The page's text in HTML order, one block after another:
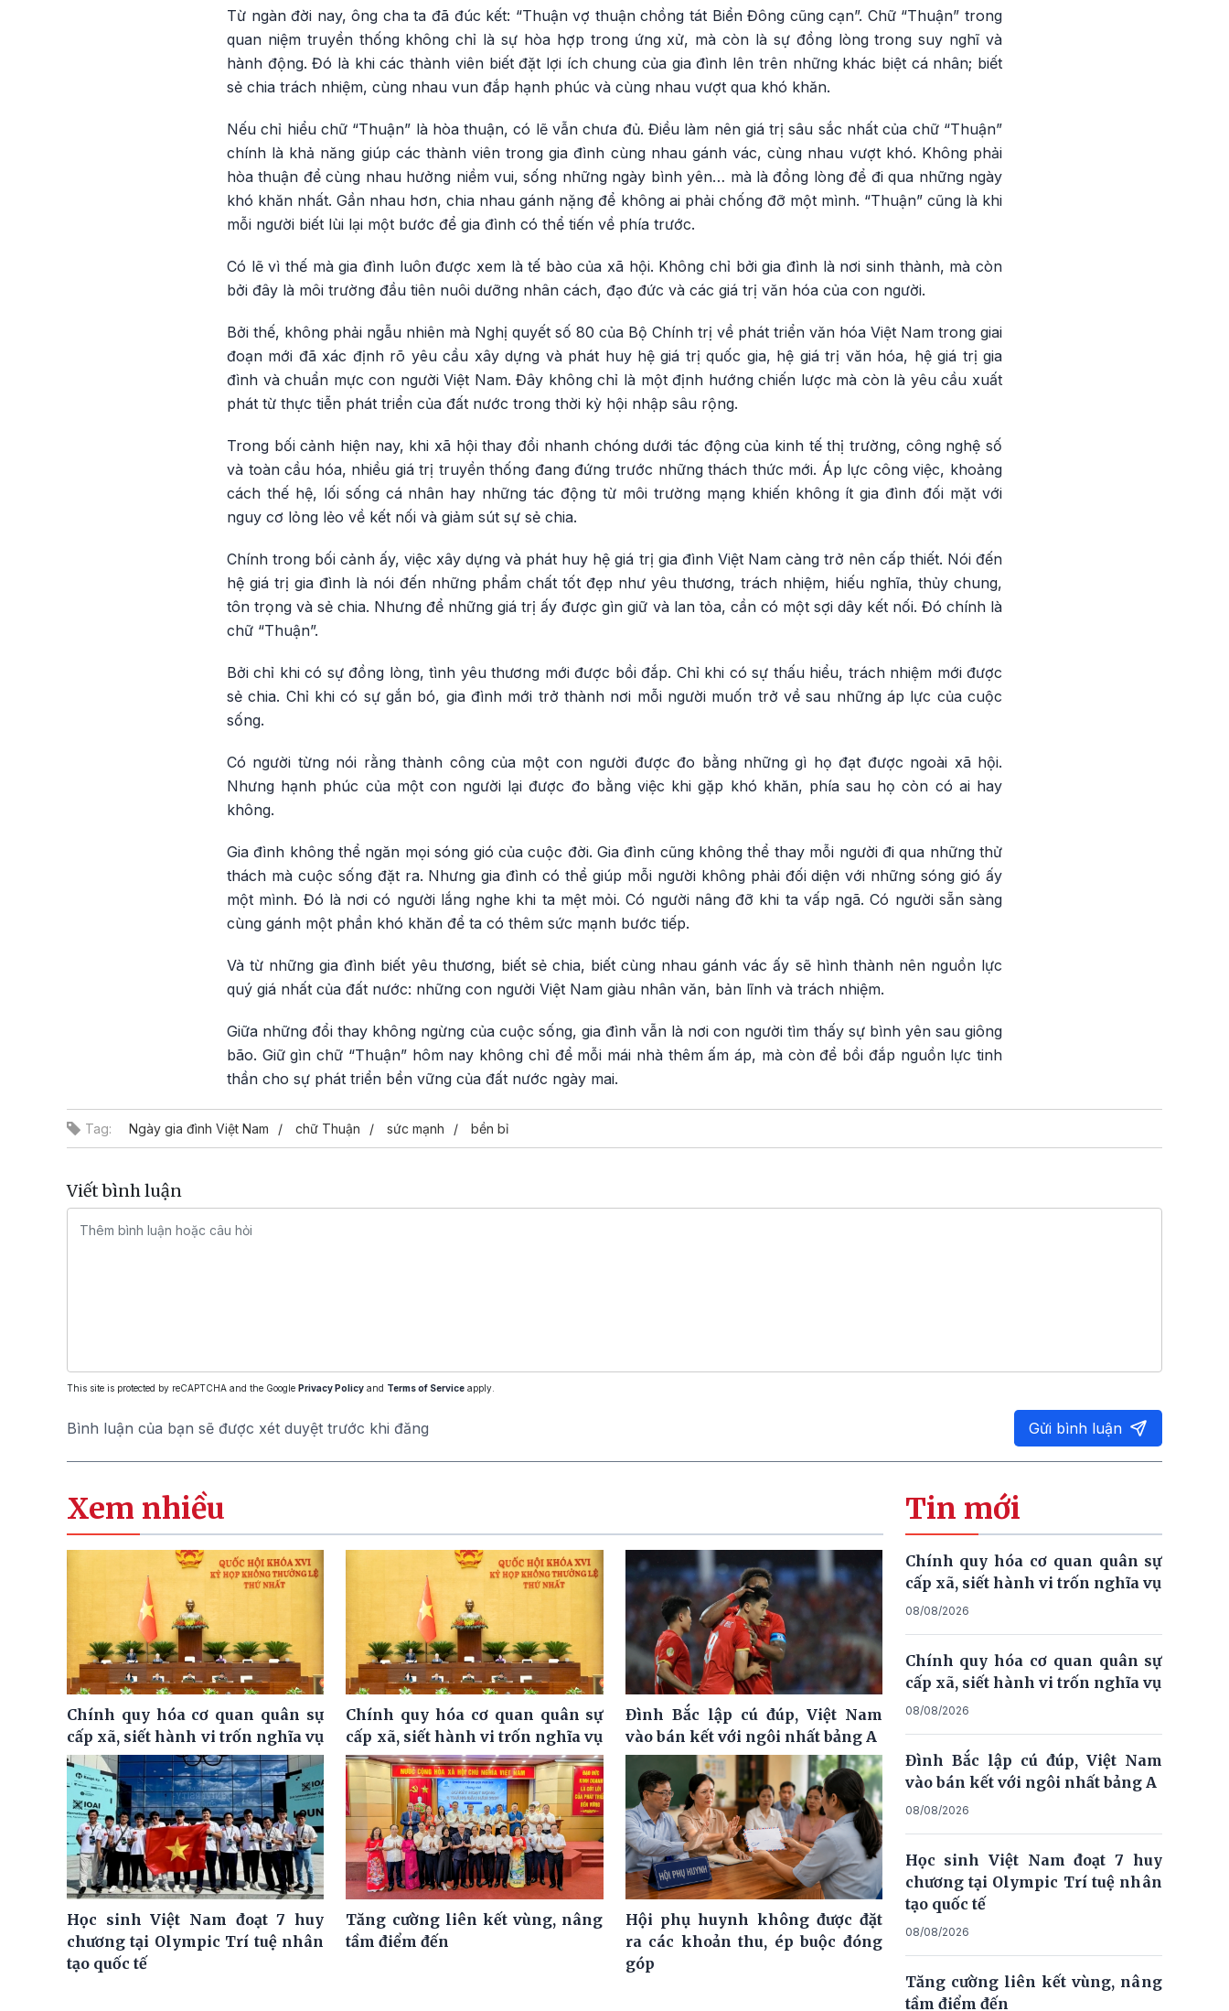
Từ ngàn đời nay, ông cha ta đã đúc kết: “Thuận vợ thuận chồng tát Biển Đông cũng cạn”. Chữ “Thuận” trong
quan niệm truyền thống không chỉ là sự hòa hợp trong ứng xử, mà còn là sự đồng lòng trong suy nghĩ và
hành động. Đó là khi các thành viên biết đặt lợi ích chung của gia đình lên trên những khác biệt cá nhân; biết
sẻ chia trách nhiệm, cùng nhau vun đắp hạnh phúc và cùng nhau vượt qua khó khăn.
Nếu chỉ hiểu chữ “Thuận” là hòa thuận, có lẽ vẫn chưa đủ. Điều làm nên giá trị sâu sắc nhất của chữ “Thuận”
chính là khả năng giúp các thành viên trong gia đình cùng nhau gánh vác, cùng nhau vượt khó. Không phải
hòa thuận để cùng nhau hưởng niềm vui, sống những ngày bình yên… mà là đồng lòng để đi qua những ngày
khó khăn nhất. Gần nhau hơn, chia nhau gánh nặng để không ai phải chống đỡ một mình. “Thuận” cũng là khi
mỗi người biết lùi lại một bước để gia đình có thể tiến về phía trước.
Có lẽ vì thế mà gia đình luôn được xem là tế bào của xã hội. Không chỉ bởi gia đình là nơi sinh thành, mà còn
bởi đây là môi trường đầu tiên nuôi dưỡng nhân cách, đạo đức và các giá trị văn hóa của con người.
Bởi thế, không phải ngẫu nhiên mà Nghị quyết số 80 của Bộ Chính trị về phát triển văn hóa Việt Nam trong giai
đoạn mới đã xác định rõ yêu cầu xây dựng và phát huy hệ giá trị quốc gia, hệ giá trị văn hóa, hệ giá trị gia
đình và chuẩn mực con người Việt Nam. Đây không chỉ là một định hướng chiến lược mà còn là yêu cầu xuất
phát từ thực tiễn phát triển của đất nước trong thời kỳ hội nhập sâu rộng.
Trong bối cảnh hiện nay, khi xã hội thay đổi nhanh chóng dưới tác động của kinh tế thị trường, công nghệ số
và toàn cầu hóa, nhiều giá trị truyền thống đang đứng trước những thách thức mới. Áp lực công việc, khoảng
cách thế hệ, lối sống cá nhân hay những tác động từ môi trường mạng khiến không ít gia đình đối mặt với
nguy cơ lỏng lẻo về kết nối và giảm sút sự sẻ chia.
Chính trong bối cảnh ấy, việc xây dựng và phát huy hệ giá trị gia đình Việt Nam càng trở nên cấp thiết. Nói đến
hệ giá trị gia đình là nói đến những phẩm chất tốt đẹp như yêu thương, trách nhiệm, hiếu nghĩa, thủy chung,
tôn trọng và sẻ chia. Nhưng để những giá trị ấy được gìn giữ và lan tỏa, cần có một sợi dây kết nối. Đó chính là
chữ “Thuận”.
Bởi chỉ khi có sự đồng lòng, tình yêu thương mới được bồi đắp. Chỉ khi có sự thấu hiểu, trách nhiệm mới được
sẻ chia. Chỉ khi có sự gắn bó, gia đình mới trở thành nơi mỗi người muốn trở về sau những áp lực của cuộc
sống.
Có người từng nói rằng thành công của một con người được đo bằng những gì họ đạt được ngoài xã hội.
Nhưng hạnh phúc của một con người lại được đo bằng việc khi gặp khó khăn, phía sau họ còn có ai hay
không.
Gia đình không thể ngăn mọi sóng gió của cuộc đời. Gia đình cũng không thể thay mỗi người đi qua những thử
thách mà cuộc sống đặt ra. Nhưng gia đình có thể giúp mỗi người không phải đối diện với những sóng gió ấy
một mình. Đó là nơi có người lắng nghe khi ta mệt mỏi. Có người nâng đỡ khi ta vấp ngã. Có người sẵn sàng
cùng gánh một phần khó khăn để ta có thêm sức mạnh bước tiếp.
Và từ những gia đình biết yêu thương, biết sẻ chia, biết cùng nhau gánh vác ấy sẽ hình thành nên nguồn lực
quý giá nhất của đất nước: những con người Việt Nam giàu nhân văn, bản lĩnh và trách nhiệm.
Giữa những đổi thay không ngừng của cuộc sống, gia đình vẫn là nơi con người tìm thấy sự bình yên sau giông
bão. Giữ gìn chữ “Thuận” hôm nay không chỉ để mỗi mái nhà thêm ấm áp, mà còn để bồi đắp nguồn lực tinh
thần cho sự phát triển bền vững của đất nước ngày mai.
Tag: Ngày gia đình Việt Nam chữ Thuận sức mạnh bền bỉ
Viết bình luận
This site is protected by reCAPTCHA and the Google Privacy Policy and Terms of Service apply.
Bình luận của bạn sẽ được xét duyệt trước khi đăng Gửi bình luận
Xem nhiều
Chính quy hóa cơ quan quân sự
cấp xã, siết hành vi trốn nghĩa vụ
Chính quy hóa cơ quan quân sự
cấp xã, siết hành vi trốn nghĩa vụ
Đình Bắc lập cú đúp, Việt Nam
vào bán kết với ngôi nhất bảng A
Học sinh Việt Nam đoạt 7 huy
chương tại Olympic Trí tuệ nhân
tạo quốc tế
Tăng cường liên kết vùng, nâng
tầm điểm đến
Hội phụ huynh không được đặt
ra các khoản thu, ép buộc đóng
góp
Tin mới
Chính quy hóa cơ quan quân sự
cấp xã, siết hành vi trốn nghĩa vụ
08/08/2026
Chính quy hóa cơ quan quân sự
cấp xã, siết hành vi trốn nghĩa vụ
08/08/2026
Đình Bắc lập cú đúp, Việt Nam
vào bán kết với ngôi nhất bảng A
08/08/2026
Học sinh Việt Nam đoạt 7 huy
chương tại Olympic Trí tuệ nhân
tạo quốc tế
08/08/2026
Tăng cường liên kết vùng, nâng
tầm điểm đến